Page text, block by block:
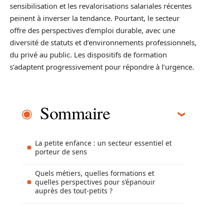
sensibilisation et les revalorisations salariales récentes
peinent à inverser la tendance. Pourtant, le secteur
offre des perspectives d’emploi durable, avec une
diversité de statuts et d’environnements professionnels,
du privé au public. Les dispositifs de formation
s’adaptent progressivement pour répondre à l’urgence.
Sommaire
La petite enfance : un secteur essentiel et
porteur de sens
Quels métiers, quelles formations et
quelles perspectives pour s’épanouir
auprès des tout-petits ?